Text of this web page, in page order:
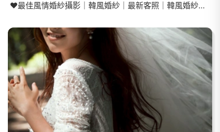
❤️最佳風情婚紗攝影｜韓風婚紗｜最新客照｜韓風婚紗照｜新娘秘書